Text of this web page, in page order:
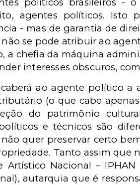
agentes políticos. Isto
- mas de garantia de
se pode atribuir ao
a chefia da máquina
interesses obscuros,
ao agente político
(o que cabe
do patrimônio
e técnicos são
quer preservar certo
Tanto assim que
Nacional –
autarquia que é